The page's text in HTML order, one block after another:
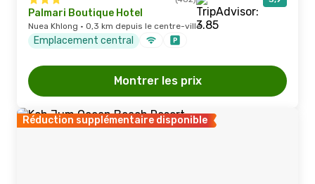
Palmari Boutique Hotel
Nuea Khlong · 0,3 km depuis le centre-ville
Emplacement central
Montrer les prix
Réduction supplémentaire disponible